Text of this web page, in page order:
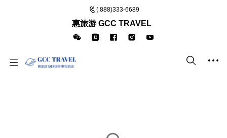
( 888)333-6689
惠旅游 GCC TRAVEL